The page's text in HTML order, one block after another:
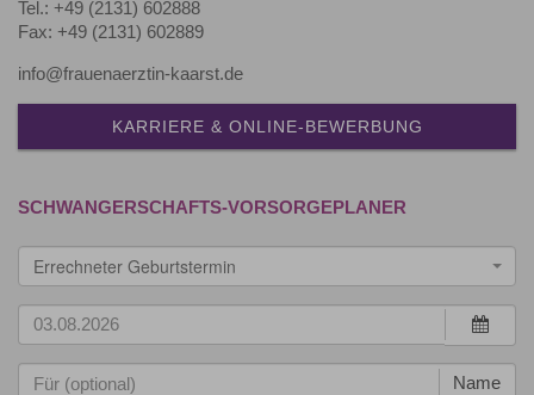
Tel.: +49 (2131) 602888
Fax: +49 (2131) 602889
info@frauenaerztin-kaarst.de
KARRIERE & ONLINE-BEWERBUNG
SCHWANGERSCHAFTS-VORSORGEPLANER
Errechneter Geburtstermin
Name